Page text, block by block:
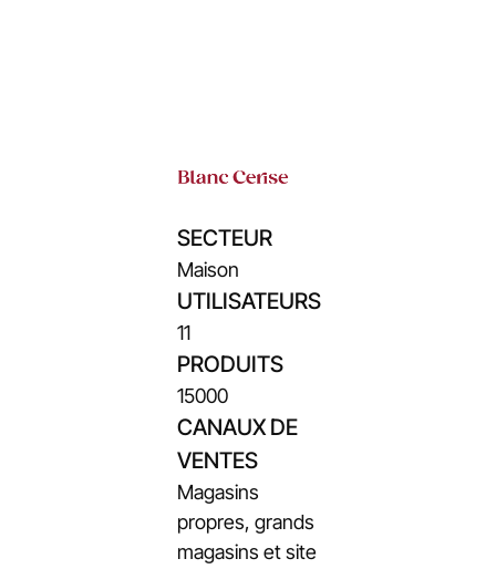
SECTEUR
Maison
UTILISATEURS
11
PRODUITS
15000
CANAUX DE
VENTES
Magasins
propres, grands
magasins et site